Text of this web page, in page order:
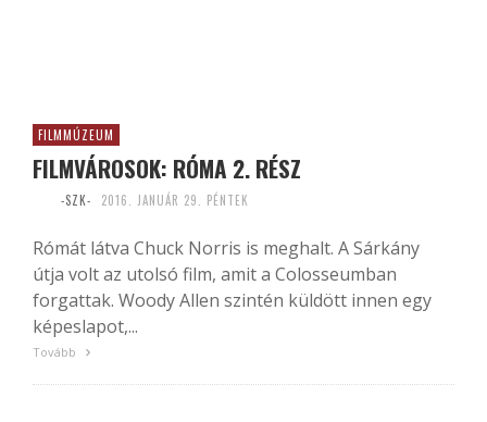
FILMMÚZEUM
FILMVÁROSOK: RÓMA 2. RÉSZ
-SZK- 2016. JANUÁR 29. PÉNTEK
Rómát látva Chuck Norris is meghalt. A Sárkány
útja volt az utolsó film, amit a Colosseumban
forgattak. Woody Allen szintén küldött innen egy
képeslapot,...
Tovább